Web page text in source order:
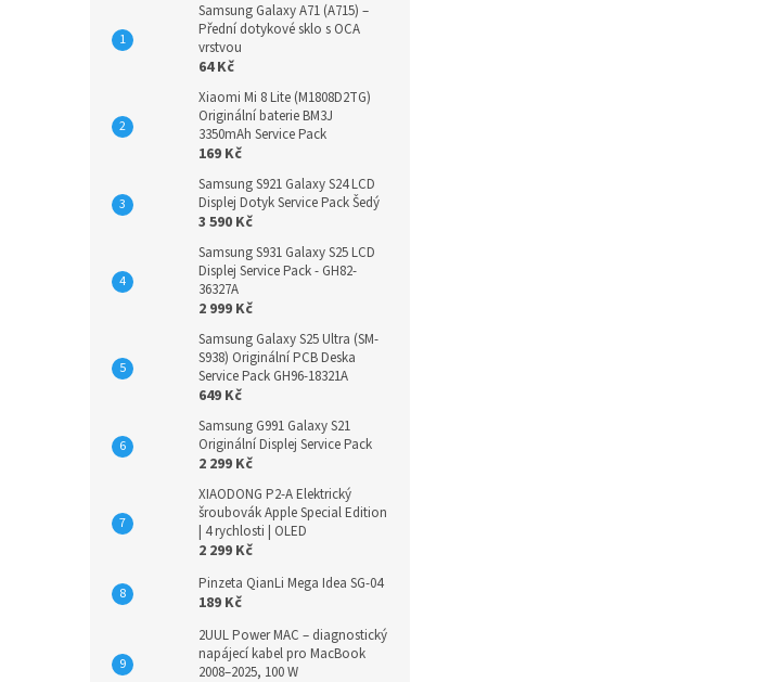
Samsung Galaxy A71 (A715) –
Přední dotykové sklo s OCA
vrstvou
64 Kč
Xiaomi Mi 8 Lite (M1808D2TG)
Originální baterie BM3J
3350mAh Service Pack
169 Kč
Samsung S921 Galaxy S24 LCD
Displej Dotyk Service Pack Šedý
3 590 Kč
Samsung S931 Galaxy S25 LCD
Displej Service Pack - GH82-
36327A
2 999 Kč
Samsung Galaxy S25 Ultra (SM-
S938) Originální PCB Deska
Service Pack GH96-18321A
649 Kč
Samsung G991 Galaxy S21
Originální Displej Service Pack
2 299 Kč
XIAODONG P2-A Elektrický
šroubovák Apple Special Edition
| 4 rychlosti | OLED
2 299 Kč
Pinzeta QianLi Mega Idea SG-04
189 Kč
2UUL Power MAC – diagnostický
napájecí kabel pro MacBook
2008–2025, 100 W